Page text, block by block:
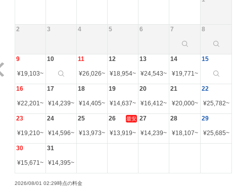
2 3 4 5 6 7 8
9
¥19,103~
10 11
¥26,026~
12
¥18,954~
13
¥24,543~
14
¥19,771~
15
16
¥22,201~
17
¥14,239~
18
¥14,405~
19
¥14,637~
20
¥16,412~
21
¥20,000~
22
¥25,782~
23
¥19,210~
24
¥14,596~
25
¥13,973~
26 最安
¥13,919~
27
¥14,239~
28
¥18,107~
29
¥25,685~
30
¥15,671~
31
¥14,395~
2026/08/01 02:29時点の料金